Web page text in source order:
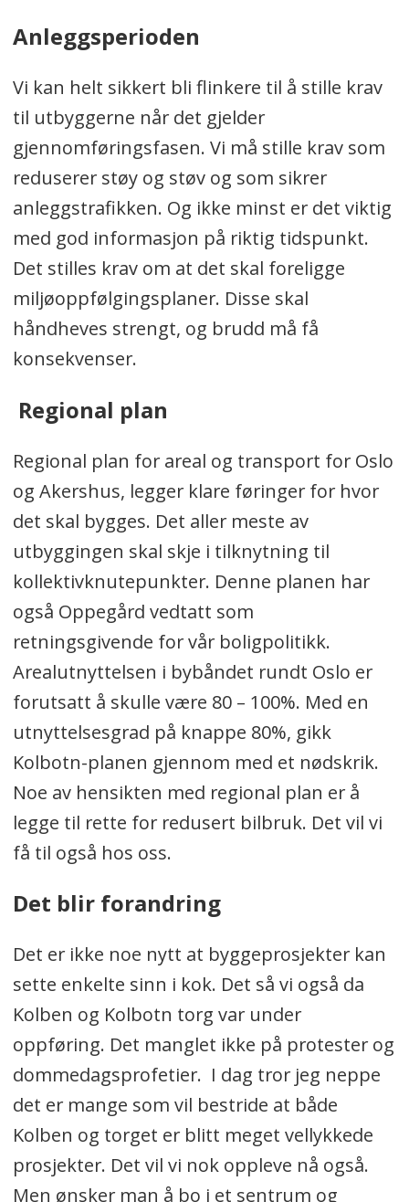
Anleggsperioden
Vi kan helt sikkert bli flinkere til å stille krav
til utbyggerne når det gjelder
gjennomføringsfasen. Vi må stille krav som
reduserer støy og støv og som sikrer
anleggstrafikken. Og ikke minst er det viktig
med god informasjon på riktig tidspunkt.
Det stilles krav om at det skal foreligge
miljøoppfølgingsplaner. Disse skal
håndheves strengt, og brudd må få
konsekvenser.
Regional plan
Regional plan for areal og transport for Oslo
og Akershus, legger klare føringer for hvor
det skal bygges. Det aller meste av
utbyggingen skal skje i tilknytning til
kollektivknutepunkter. Denne planen har
også Oppegård vedtatt som
retningsgivende for vår boligpolitikk.
Arealutnyttelsen i bybåndet rundt Oslo er
forutsatt å skulle være 80 – 100%. Med en
utnyttelsesgrad på knappe 80%, gikk
Kolbotn-planen gjennom med et nødskrik.
Noe av hensikten med regional plan er å
legge til rette for redusert bilbruk. Det vil vi
få til også hos oss.
Det blir forandring
Det er ikke noe nytt at byggeprosjekter kan
sette enkelte sinn i kok. Det så vi også da
Kolben og Kolbotn torg var under
oppføring. Det manglet ikke på protester og
dommedagsprofetier. I dag tror jeg neppe
det er mange som vil bestride at både
Kolben og torget er blitt meget vellykkede
prosjekter. Det vil vi nok oppleve nå også.
Men ønsker man å bo i et sentrum og